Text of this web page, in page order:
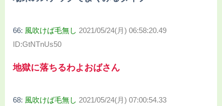
66: 風吹けば毛無し 2021/05/24(月) 06:58:20.49
ID:GtNTnUs50
地獄に落ちるわよおばさん
68: 風吹けば毛無し 2021/05/24(月) 07:00:54.33